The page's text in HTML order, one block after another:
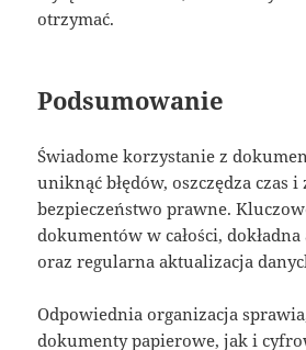
otrzymać.
Podsumowanie
Świadome korzystanie z
uniknąć błędów, oszczędza czas i
bezpieczeństwo prawne.
dokumentów w całości,
oraz regularna aktualizacja
Odpowiednia organizacja
dokumenty papierowe, jak i